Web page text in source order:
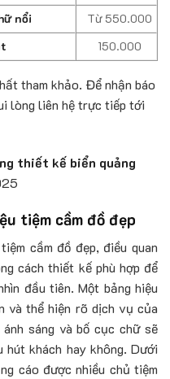
nổi
Từ 550.000
150.000
tham khảo. Để nhận báo
lòng liên hệ trực tiếp tới
thiết kế biển quảng
tiệm cầm đồ đẹp
cầm đồ đẹp, điều quan
cách thiết kế phù hợp để
đầu tiên. Một bảng hiệu
và thể hiện rõ dịch vụ của
sáng và bố cục chữ sẽ
khách hay không. Dưới
cáo được nhiều chủ tiệm